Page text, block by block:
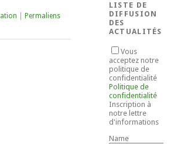
Permaliens
LISTE DE
DIFFUSION
DES
ACTUALITÉS
Vous
acceptez notre
politique de
confidentialité
Politique de
confidentialité
Inscription à
notre lettre
d'informations
Name